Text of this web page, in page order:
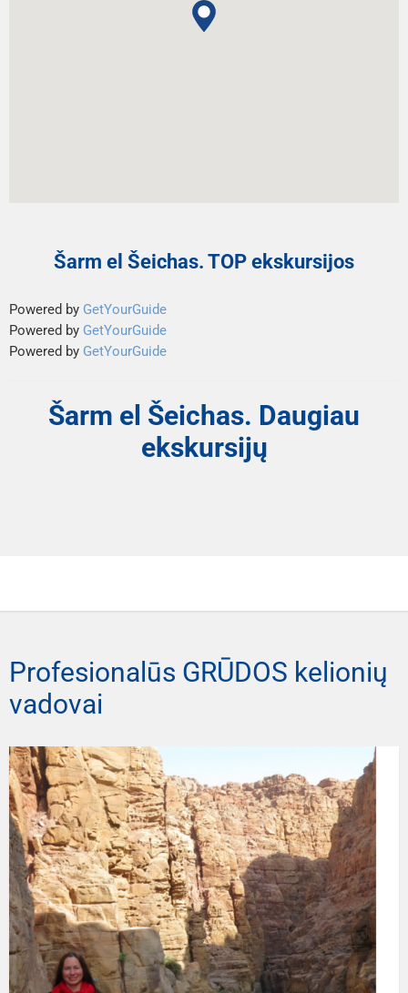
Šarm el Šeichas. TOP ekskursijos
Powered by GetYourGuide
Powered by GetYourGuide
Powered by GetYourGuide
Šarm el Šeichas. Daugiau
ekskursijų
Profesionalūs GRŪDOS kelionių
vadovai